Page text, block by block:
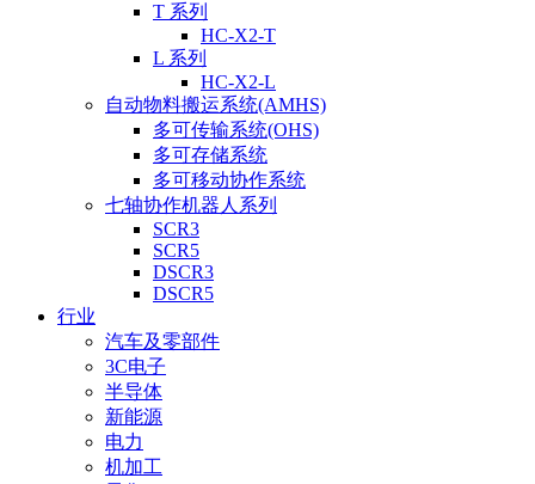
T 系列
HC-X2-T
L 系列
HC-X2-L
自动物料搬运系统(AMHS)
多可传输系统(OHS)
多可存储系统
多可移动协作系统
七轴协作机器人系列
SCR3
SCR5
DSCR3
DSCR5
行业
汽车及零部件
3C电子
半导体
新能源
电力
机加工